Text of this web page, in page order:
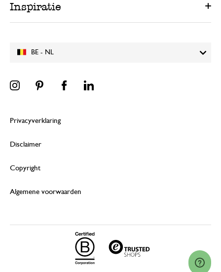
BE - NL
Inspiratie
Privacyverklaring
Disclaimer
Copyright
Algemene voorwaarden